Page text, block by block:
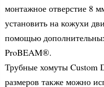
монтажное отверстие 8
установить на кожухи
помощью
ProBEAM®.
Трубные хомуты Custom
размеров также можно